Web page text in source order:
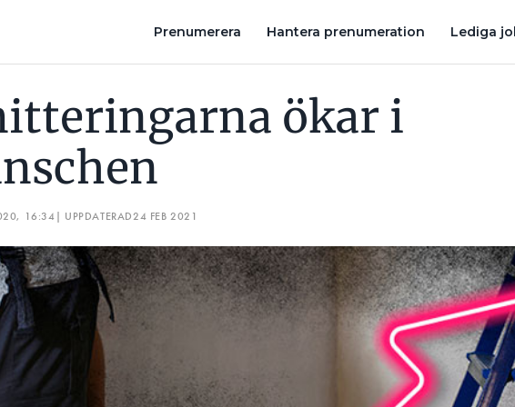
Prenumerera Hantera prenumeration Lediga
ökar i
16:34| UPPDATERAD24 FEB 2021
FILIALCHEFEN HOPPAR AV – TAR NYTT VD-JOBB 24